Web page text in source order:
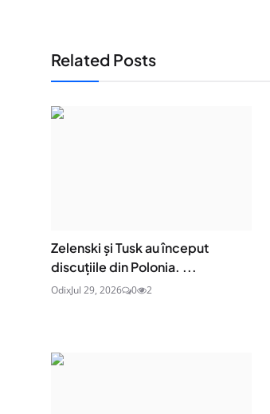
Related Posts
Zelenski și Tusk au început
discuțiile din Polonia. ...
OdixJul 29, 2026 0 2